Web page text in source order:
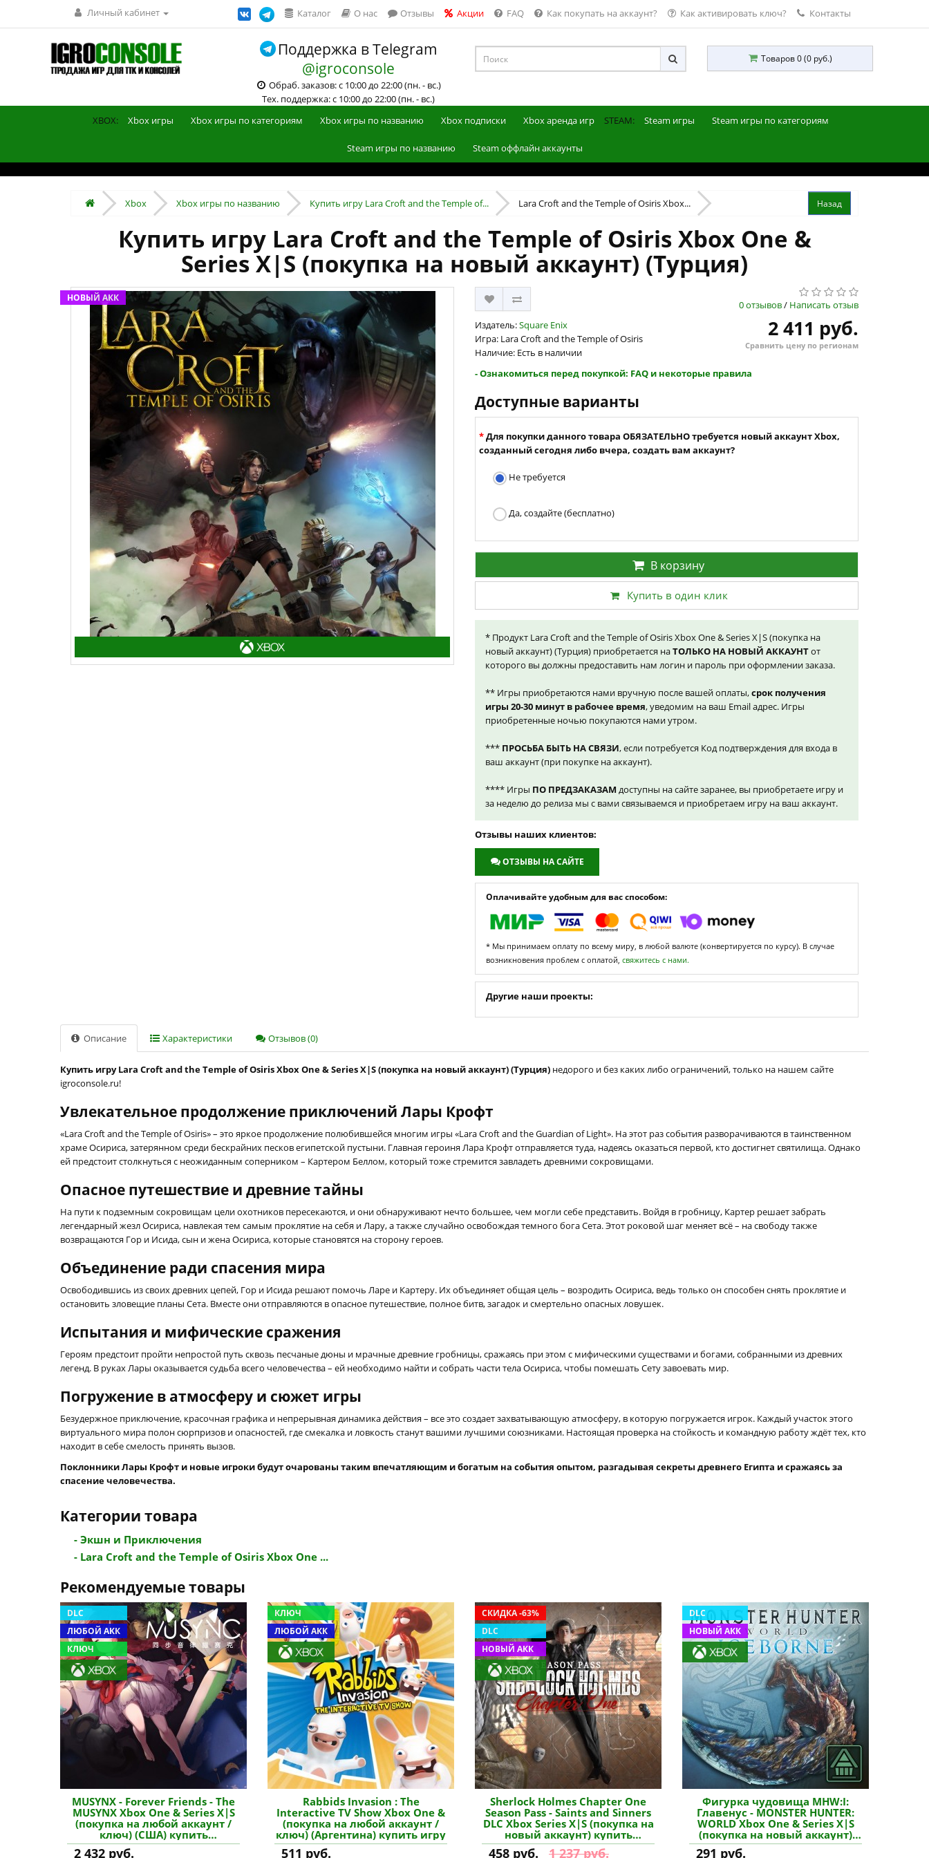
Личный кабинет Каталог О нас Отзывы Акции FAQ Как покупать на аккаунт? Как активировать ключ? Контакты
Поддержка в Telegram
@igroconsole
Обраб. заказов: с 10:00 до 22:00 (пн. - вс.)
Тех. поддержка: с 10:00 до 22:00 (пн. - вс.)
Товаров 0 (0 руб.)
XBOX: Xbox игры Xbox игры по категориям Xbox игры по названию Xbox подписки Xbox аренда игр STEAM: Steam игры Steam игры по категориям
Steam игры по названию Steam оффлайн аккаунты
Xbox Xbox игры по названию Купить игру Lara Croft and the Temple of... Lara Croft and the Temple of Osiris Xbox...
Купить игру Lara Croft and the Temple of Osiris Xbox One &
Series X|S (покупка на новый аккаунт) (Турция)
НОВЫЙ АКК
0 отзывов/ Написать отзыв
Издатель:Square Enix
Игра: Lara Croft and the Temple of Osiris
Наличие: Есть в наличии
2 411 руб.
Сравнить цену по регионам
- Ознакомиться перед покупкой: FAQ и некоторые правила
Доступные варианты
Для покупки данного товара ОБЯЗАТЕЛЬНО требуется новый аккаунт Xbox,
созданный сегодня либо вчера, создать вам аккаунт?
Не требуется
Да, создайте (бесплатно)
В корзину
Купить в один клик
* Продукт Lara Croft and the Temple of Osiris Xbox One & Series X|S (покупка на
новый аккаунт) (Турция) приобретается наТОЛЬКО НА НОВЫЙ АККАУНТот
которого вы должны предоставить нам логин и пароль при оформлении заказа.
** Игры приобретаются нами вручную после вашей оплаты,срок получения
игры 20-30 минут в рабочее время, уведомим на ваш Email адрес. Игры
приобретенные ночью покупаются нами утром.
*** ПРОСЬБА БЫТЬ НА СВЯЗИ, если потребуется Код подтверждения для входа в
ваш аккаунт (при покупке на аккаунт).
**** Игры ПО ПРЕДЗАКАЗАМ доступны на сайте заранее, вы приобретаете игру и
за неделю до релиза мы с вами связываемся и приобретаем игру на ваш аккаунт.
Отзывы наших клиентов:
ОТЗЫВЫ НА САЙТЕ
Оплачивайте удобным для вас способом:
* Мы принимаем оплату по всему миру, в любой валюте (конвертируется по курсу). В случае
возникновения проблем с оплатой, свяжитесь с нами.
Другие наши проекты:
Описание Характеристики Отзывов (0)
Купить игру Lara Croft and the Temple of Osiris Xbox One & Series X|S (покупка на новый аккаунт) (Турция) недорого и без каких либо ограничений, только на нашем сайте
igroconsole.ru!
Увлекательное продолжение приключений Лары Крофт
«Lara Croft and the Temple of Osiris» – это яркое продолжение полюбившейся многим игры «Lara Croft and the Guardian of Light». На этот раз события разворачиваются в таинственном
храме Осириса, затерянном среди бескрайних песков египетской пустыни. Главная героиня Лара Крофт отправляется туда, надеясь оказаться первой, кто достигнет святилища. Однако
ей предстоит столкнуться с неожиданным соперником – Картером Беллом, который тоже стремится завладеть древними сокровищами.
Опасное путешествие и древние тайны
На пути к подземным сокровищам цели охотников пересекаются, и они обнаруживают нечто большее, чем могли себе представить. Войдя в гробницу, Картер решает забрать
легендарный жезл Осириса, навлекая тем самым проклятие на себя и Лару, а также случайно освобождая темного бога Сета. Этот роковой шаг меняет всё – на свободу также
возвращаются Гор и Исида, сын и жена Осириса, которые становятся на сторону героев.
Объединение ради спасения мира
Освободившись из своих древних цепей, Гор и Исида решают помочь Ларе и Картеру. Их объединяет общая цель – возродить Осириса, ведь только он способен снять проклятие и
остановить зловещие планы Сета. Вместе они отправляются в опасное путешествие, полное битв, загадок и смертельно опасных ловушек.
Испытания и мифические сражения
Героям предстоит пройти непростой путь сквозь песчаные дюны и мрачные древние гробницы, сражаясь при этом с мифическими существами и богами, собранными из древних
легенд. В руках Лары оказывается судьба всего человечества – ей необходимо найти и собрать части тела Осириса, чтобы помешать Сету завоевать мир.
Погружение в атмосферу и сюжет игры
Безудержное приключение, красочная графика и непрерывная динамика действия – все это создает захватывающую атмосферу, в которую погружается игрок. Каждый участок этого
виртуального мира полон сюрпризов и опасностей, где смекалка и ловкость станут вашими лучшими союзниками. Настоящая проверка на стойкость и командную работу ждёт тех, кто
находит в себе смелость принять вызов.
Поклонники Лары Крофт и новые игроки будут очарованы таким впечатляющим и богатым на события опытом, разгадывая секреты древнего Египта и сражаясь за
спасение человечества.
Категории товара
- Экшн и Приключения
- Lara Croft and the Temple of Osiris Xbox One ...
Рекомендуемые товары
DLC
ЛЮБОЙ АКК
КЛЮЧ
MUSYNX - Forever Friends - The
MUSYNX Xbox One & Series X|S
(покупка на любой аккаунт /
ключ) (США) купить
дополнение
2 432 руб.
КЛЮЧ
ЛЮБОЙ АКК
Rabbids Invasion : The
Interactive TV Show Xbox One &
(покупка на любой аккаунт /
ключ) (Аргентина) купить игру
511 руб.
СКИДКА -63%
DLC
НОВЫЙ АКК
Sherlock Holmes Chapter One
Season Pass - Saints and Sinners
DLC Xbox Series X|S (покупка на
новый аккаунт) купить
дополнение
458 руб. 1 237 руб.
DLC
НОВЫЙ АКК
Фигурка чудовища MHW:I:
Главенус - MONSTER HUNTER:
WORLD Xbox One & Series X|S
(покупка на новый аккаунт)
купить дополнение
291 руб.